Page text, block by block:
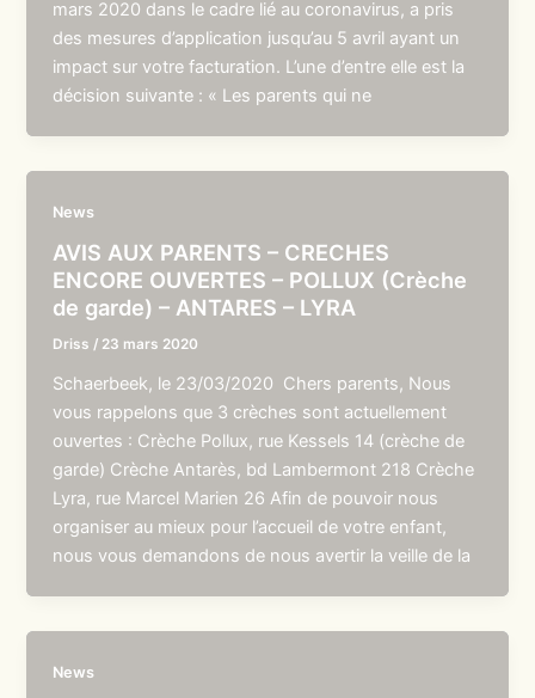
mars 2020 dans le cadre lié au coronavirus, a pris
des mesures d’application jusqu’au 5 avril ayant un
impact sur votre facturation. L’une d’entre elle est la
décision suivante : « Les parents qui ne
News
AVIS AUX PARENTS – CRECHES
ENCORE OUVERTES – POLLUX (Crèche
de garde) – ANTARES – LYRA
Driss / 23 mars 2020
Schaerbeek, le 23/03/2020 Chers parents, Nous
vous rappelons que 3 crèches sont actuellement
ouvertes : Crèche Pollux, rue Kessels 14 (crèche de
garde) Crèche Antarès, bd Lambermont 218 Crèche
Lyra, rue Marcel Marien 26 Afin de pouvoir nous
organiser au mieux pour l’accueil de votre enfant,
nous vous demandons de nous avertir la veille de la
News